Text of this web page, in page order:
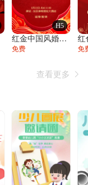
H5
红金中国风婚礼请柬出阁喜宴嫁女请帖出阁宴
免费 免
查看更多 